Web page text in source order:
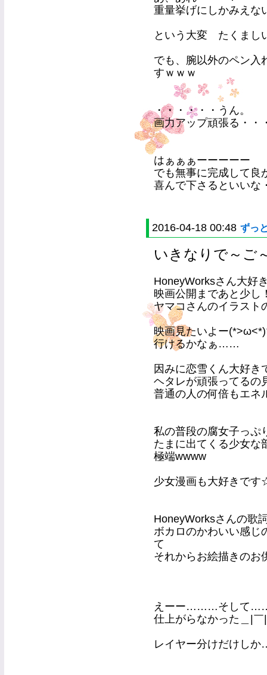
重量挙げにしかみえな
という大変 たくまし
でも、腕以外のペン入
すｗｗｗ
・・・・・・うん。
画力アップ頑張る・・
はぁぁぁーーーーー
でも無事に完成して良
喜んで下さるといいな
2016-04-18 00:48 ずっ
いきなりで～ご
HoneyWorksさん大好
映画公開まであと少し
ヤマコさんのイラスト
映画見たいよー
行けるかなぁ……
因みに恋雪くん大好
ヘタレが頑張ってるの
普通の人の何倍もエ
私の普段の腐女子っぷ
たまに出てくる少女な
極端wwww
少女漫画も大好きで
HoneyWorksさんの歌
ボカロのかわいい感じ
て
それからお絵描きのお
えーー………そして
仕上がらなかった＿|
レイヤー分けだけし